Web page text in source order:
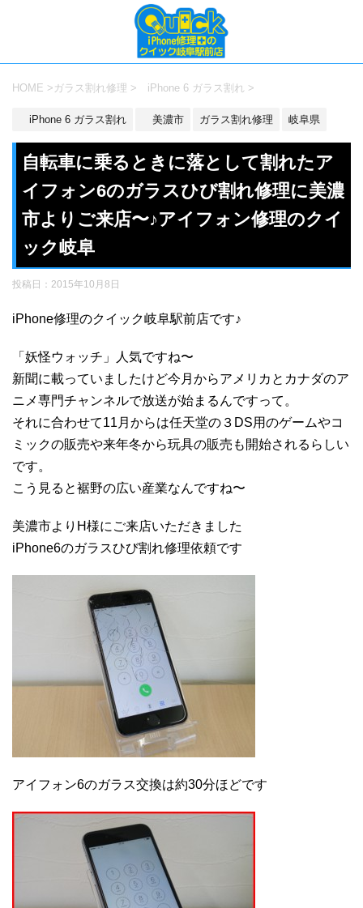
HOME > ガラス割れ修理 > iPhone 6 ガラス割れ >
iPhone 6 ガラス割れ 美濃市 ガラス割れ修理 岐阜県
自転車に乗るときに落として割れたア
イフォン6のガラスひび割れ修理に美濃
市よりご来店〜♪アイフォン修理のクイ
ック岐阜
投稿日： 2015年10月8日
iPhone修理のクイック岐阜駅前店です♪
「妖怪ウォッチ」人気ですね〜
新聞に載っていましたけど今月からアメリカとカナダのア
ニメ専門チャンネルで放送が始まるんですって。
それに合わせて11月からは任天堂の３DS用のゲームやコ
ミックの販売や来年冬から玩具の販売も開始されるらしい
です。
こう見ると裾野の広い産業なんですね〜
美濃市よりH様にご来店いただきました
iPhone6のガラスひび割れ修理依頼です
アイフォン6のガラス交換は約30分ほどです